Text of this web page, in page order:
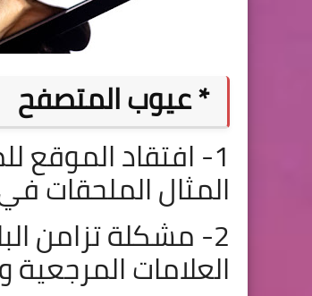
* عيوب المتصفح
1- افتقاد الموقع
المثال
2- مشكلة تزامن
العلامات